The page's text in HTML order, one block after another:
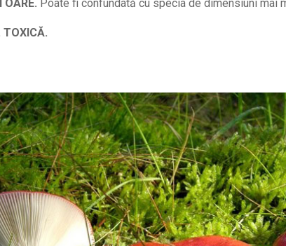
Poate fi confundată cu specia de dimensiuni mai
TOXICĂ.